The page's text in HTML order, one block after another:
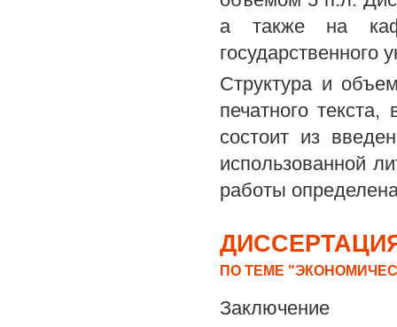
а также на
государственного
Структура и
печатного
состоит из
использованной
работы
ПО ТЕМЕ
Заключение